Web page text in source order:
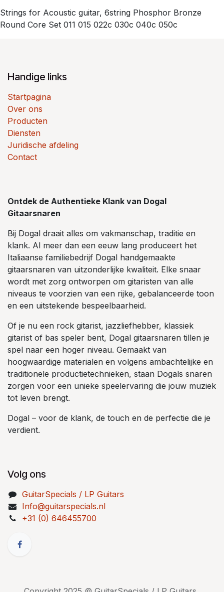
Strings for Acoustic guitar, 6string Phosphor Bronze
Round Core Set 011 015 022c 030c 040c 050c
Handige links
Startpagina
Over ons
Producten
Diensten
Juridische afdeling
Contact
Ontdek de Authentieke Klank van Dogal
Gitaarsnaren
Bij Dogal draait alles om vakmanschap, traditie en
klank. Al meer dan een eeuw lang produceert het
Italiaanse familiebedrijf Dogal handgemaakte
gitaarsnaren van uitzonderlijke kwaliteit. Elke snaar
wordt met zorg ontworpen om gitaristen van alle
niveaus te voorzien van een rijke, gebalanceerde toon
en een uitstekende bespeelbaarheid.
Of je nu een rock gitarist, jazzliefhebber, klassiek
gitarist of bas speler bent, Dogal gitaarsnaren tillen je
spel naar een hoger niveau. Gemaakt van
hoogwaardige materialen en volgens ambachtelijke en
traditionele productietechnieken, staan Dogals snaren
zorgen voor een unieke speelervaring die jouw muziek
tot leven brengt.
Dogal – voor de klank, de touch en de perfectie die je
verdient.
Volg ons
GuitarSpecials / LP Guitars
Info@guitarspecials.nl
+31 (0) 646455700